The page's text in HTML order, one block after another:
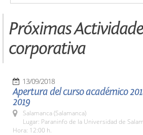
Próximas
corporativa
13/09/2018
Apertura del curso académico
2019
Salamanca (Salamanca)
Lugar: Paraninfo de la Universidad de
Hora: 12:00 h.